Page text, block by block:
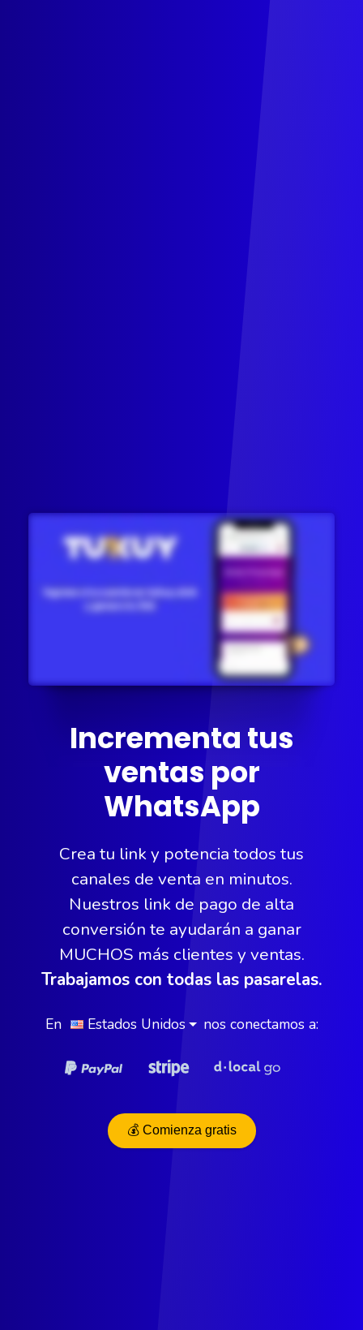
Incrementa tus
ventas porInsta
Crea tu link y potencia todos tus
canales de venta en minutos.
Nuestros link de pago de alta
conversión te ayudarán a ganar
MUCHOS más clientes y ventas.
Trabajamos con todas las pasarelas.
En Estados Unidos nos conectamos a:
💰 Comienza gratis